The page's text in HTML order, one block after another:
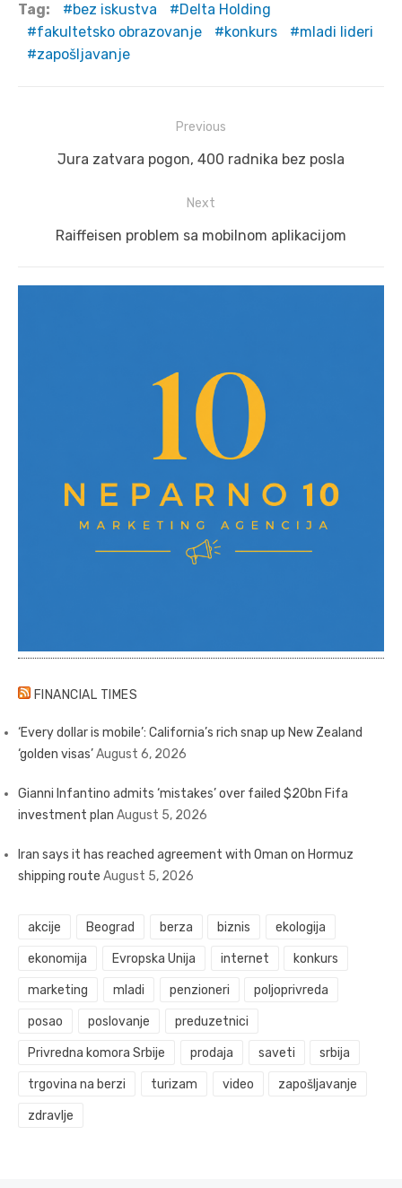
Tag: bez iskustva
Delta Holding
fakultetsko obrazovanje
konkurs
mladi lideri
zapošljavanje
navigation
Previous
Previous
Jura zatvara pogon, 400 radnika bez posla
Next
Next
Raiffeisen problem sa mobilnom aplikacijom
FINANCIAL TIMES
‘Every dollar is mobile’: California’s rich snap up New Zealand
‘golden visas’August 6, 2026
Gianni Infantino admits ‘mistakes’ over failed $20bn Fifa
investment plan August 5, 2026
Iran says it has reached agreement with Oman on Hormuz
shipping route August 5, 2026
akcije Beograd berza biznis ekologija
ekonomija Evropska Unija internet konkurs
marketing mladi penzioneri poljoprivreda
posao poslovanje preduzetnici
Privredna komora Srbije prodaja saveti srbija
trgovina na berzi turizam video zapošljavanje
zdravlje